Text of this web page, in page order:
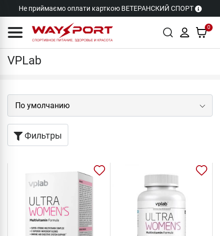
Не приймаємо оплати карткою ВЕТЕРАНСКИЙ СПОРТ
0
Бренды VPLab
VPLab
Фильтры